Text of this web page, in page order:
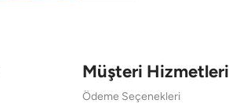
Müşteri Hizmetleri
Ödeme Seçenekleri